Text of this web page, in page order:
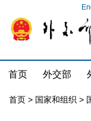
首页 外交部
首页 > 国家和组织 >